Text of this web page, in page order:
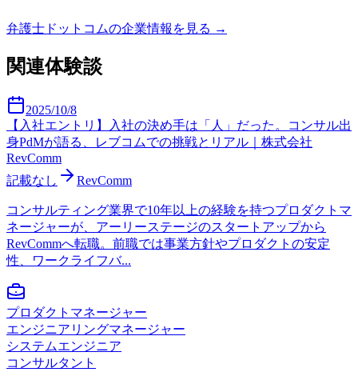
弁護士ドットコムの企業情報を見る →
関連体験談
2025/10/8
【入社エントリ】入社の決め手は「人」だった。コンサル出
身PdMが語る、レブコムでの挑戦とリアル｜株式会社
RevComm
記載なし
RevComm
コンサルティング業界で10年以上の経験を持つプロダクトマ
ネージャーが、アーリーステージのスタートアップから
RevCommへ転職。前職では事業方針やプロダクトの安定
性、ワークライフバ...
プロダクトマネージャー
エンジニアリングマネージャー
システムエンジニア
コンサルタント